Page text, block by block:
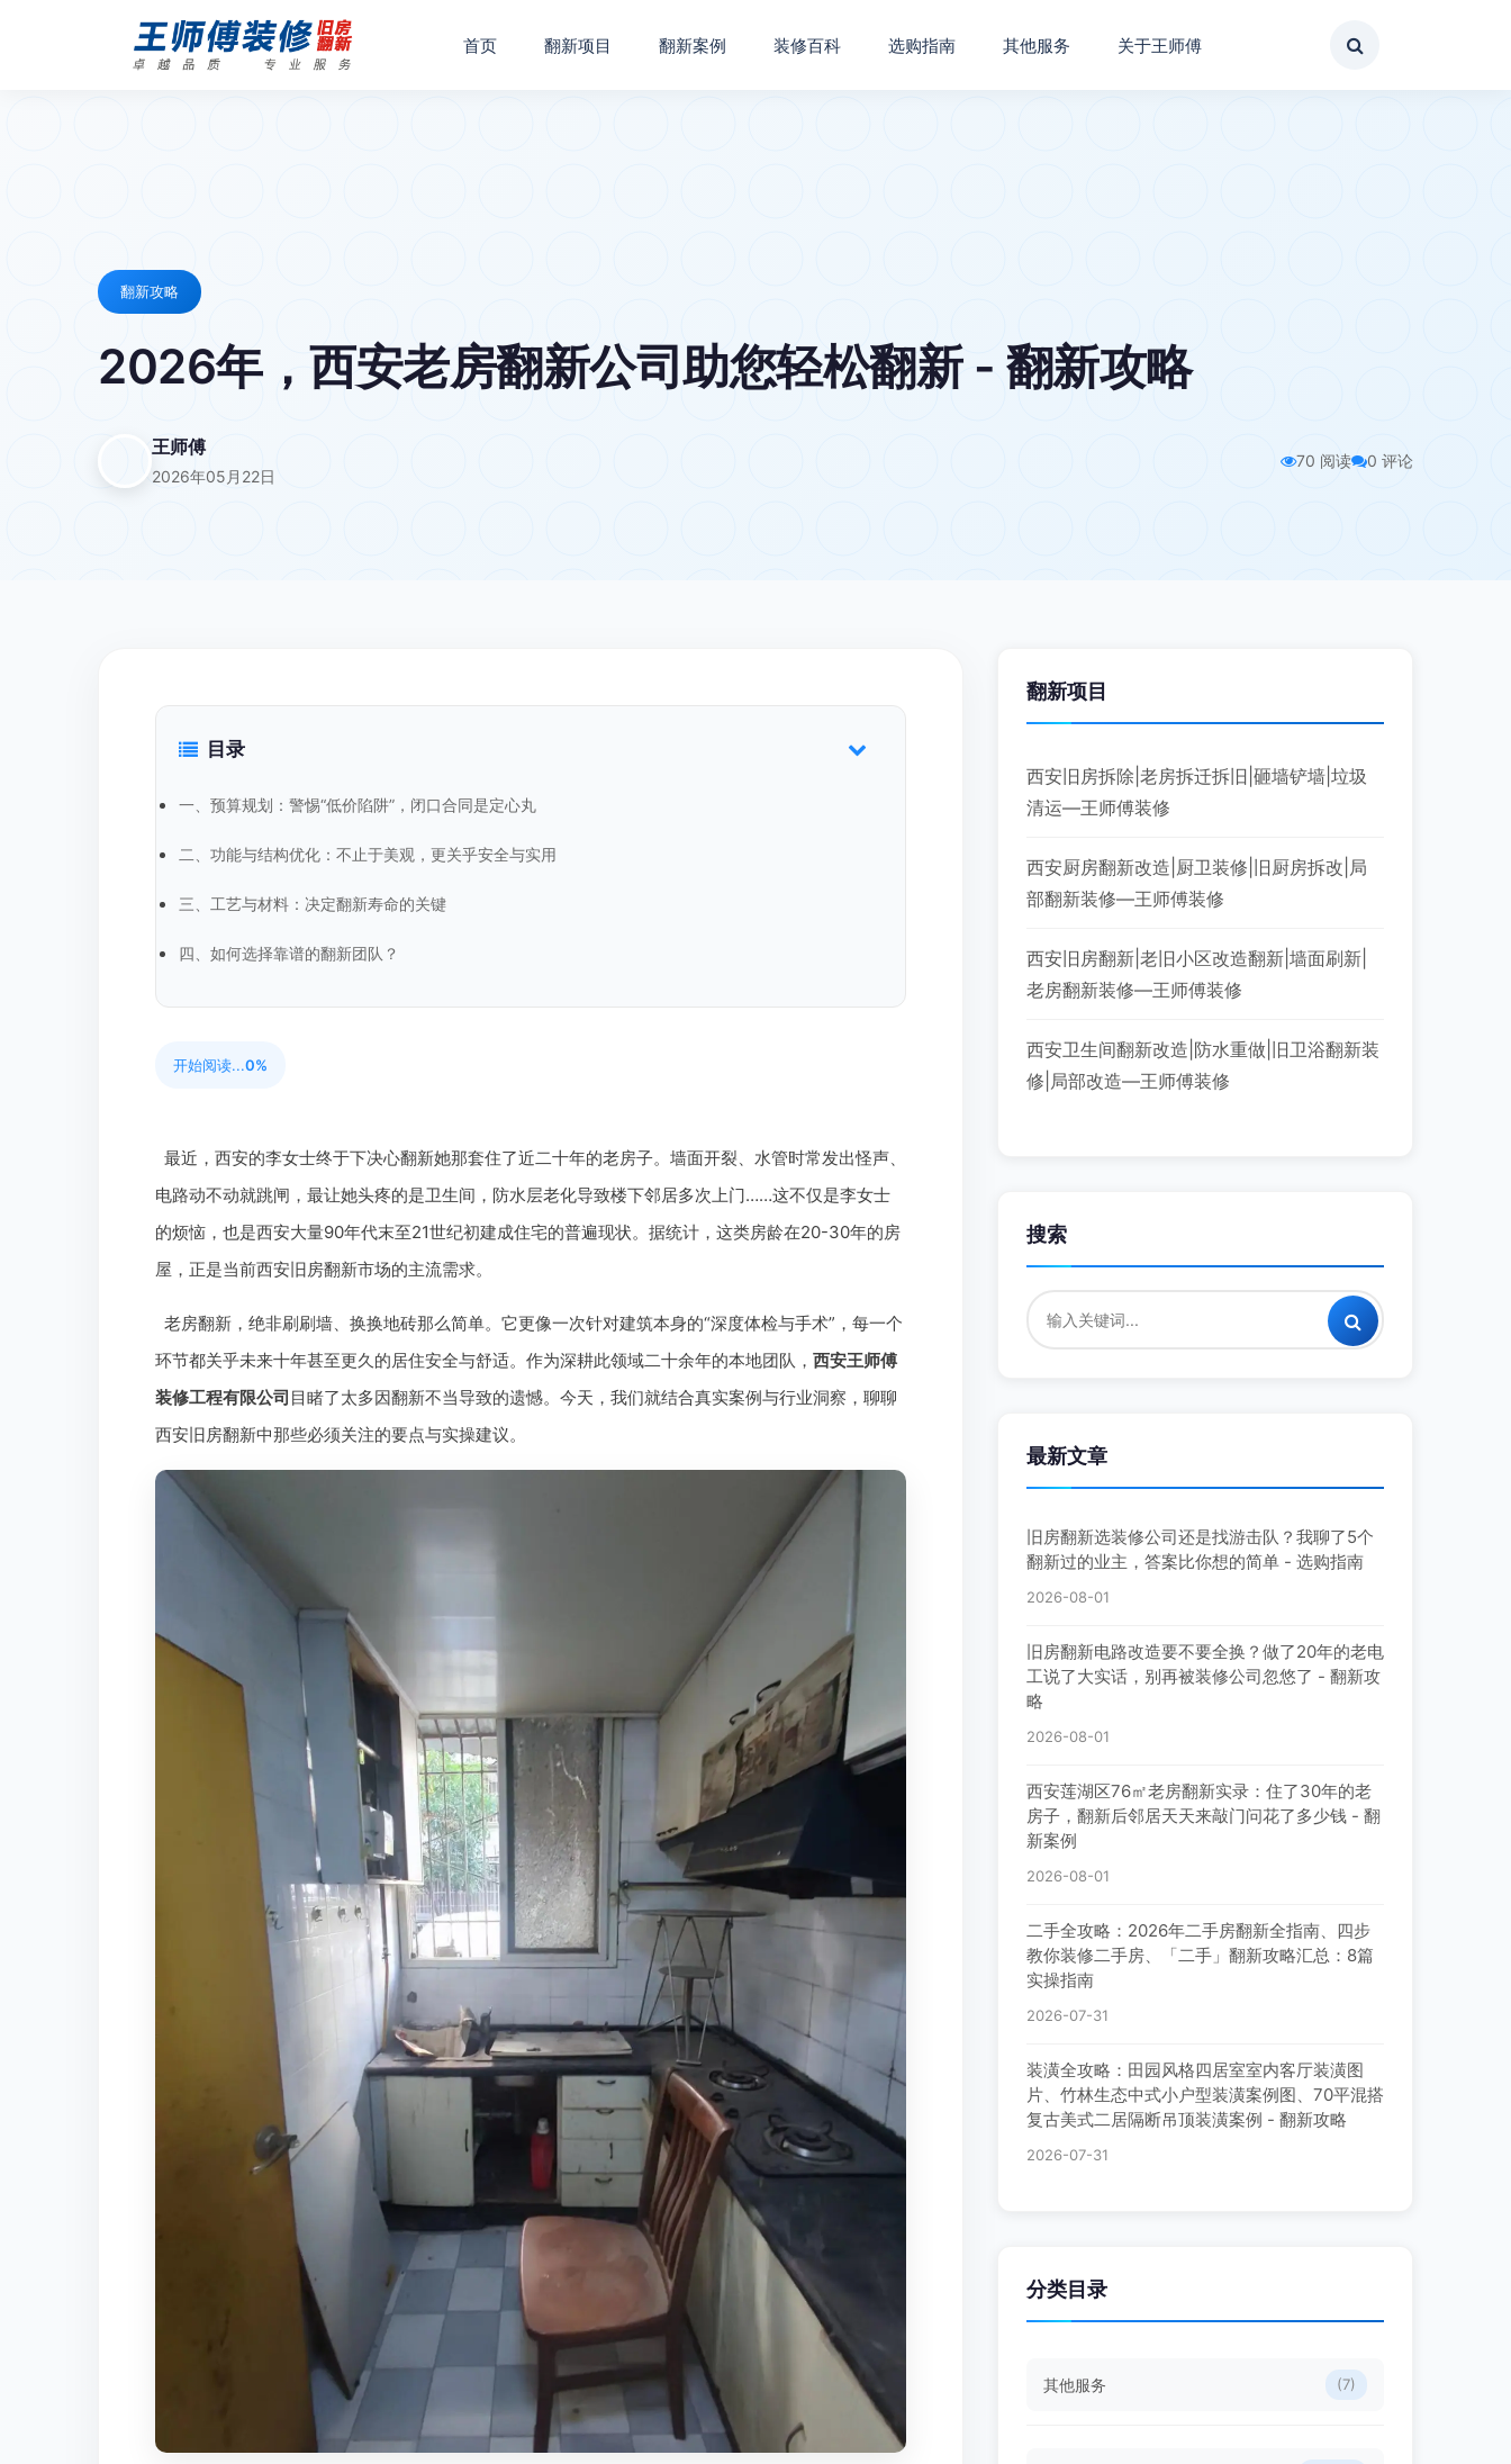
首页 翻新项目 翻新案例 装修百科 选购指南 其他服务 关于王师傅
翻新攻略
2026年，西安老房翻新公司助您轻松翻新 - 翻新攻略
王师傅
2026年05月22日
70 阅读 0 评论
目录
一、预算规划：警惕“低价陷阱”，闭口合同是定心丸
二、功能与结构优化：不止于美观，更关乎安全与实用
三、工艺与材料：决定翻新寿命的关键
四、如何选择靠谱的翻新团队？
开始阅读...0%
最近，西安的李女士终于下决心翻新她那套住了近二十年的老房子。墙面开裂、水管时常发出怪声、
电路动不动就跳闸，最让她头疼的是卫生间，防水层老化导致楼下邻居多次上门……这不仅是李女士
的烦恼，也是西安大量90年代末至21世纪初建成住宅的普遍现状。据统计，这类房龄在20-30年的房
屋，正是当前西安旧房翻新市场的主流需求。
老房翻新，绝非刷刷墙、换换地砖那么简单。它更像一次针对建筑本身的“深度体检与手术”，每一个
环节都关乎未来十年甚至更久的居住安全与舒适。作为深耕此领域二十余年的本地团队， 西安王师傅
装修工程有限公司 目睹了太多因翻新不当导致的遗憾。今天，我们就结合真实案例与行业洞察，聊聊
西安旧房翻新中那些必须关注的要点与实操建议。
翻新项目
西安旧房拆除|老房拆迁拆旧|砸墙铲墙|垃圾
清运—王师傅装修
西安厨房翻新改造|厨卫装修|旧厨房拆改|局
部翻新装修—王师傅装修
西安旧房翻新|老旧小区改造翻新|墙面刷新|
老房翻新装修—王师傅装修
西安卫生间翻新改造|防水重做|旧卫浴翻新装
修|局部改造—王师傅装修
搜索
最新文章
旧房翻新选装修公司还是找游击队？我聊了5个
翻新过的业主，答案比你想的简单 - 选购指南
2026-08-01
旧房翻新电路改造要不要全换？做了20年的老电
工说了大实话，别再被装修公司忽悠了 - 翻新攻
略
2026-08-01
西安莲湖区76㎡老房翻新实录：住了30年的老
房子，翻新后邻居天天来敲门问花了多少钱 - 翻
新案例
2026-08-01
二手全攻略：2026年二手房翻新全指南、四步
教你装修二手房、「二手」翻新攻略汇总：8篇
实操指南
2026-07-31
装潢全攻略：田园风格四居室室内客厅装潢图
片、竹林生态中式小户型装潢案例图、70平混搭
复古美式二居隔断吊顶装潢案例 - 翻新攻略
2026-07-31
分类目录
其他服务 (7)